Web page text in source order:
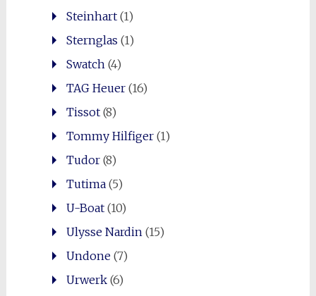
Steinhart(1)
Sternglas (1)
Swatch(4)
TAG Heuer(16)
Tissot(8)
Tommy Hilfiger(1)
Tudor(8)
Tutima(5)
U-Boat(10)
Ulysse Nardin(15)
Undone(7)
Urwerk(6)